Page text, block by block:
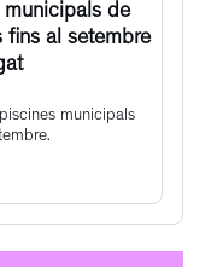
de
fins al setembre
municipals